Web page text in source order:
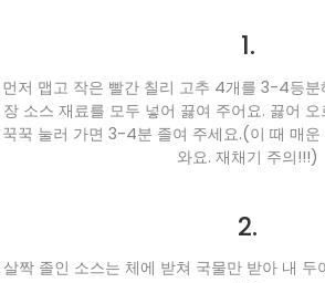
1.
먼저 맵고 작은 빨간 칠리 고추 4개를 3-4등
장 소스 재료를 모두 넣어 끓여 주어요. 끓어
꾹꾹 눌러 가면 3-4분 졸여 주세요.(이 때 매
와요. 재채기 주의!!!)
2.
살짝 졸인 소스는 체에 받쳐 국물만 받아 내 두